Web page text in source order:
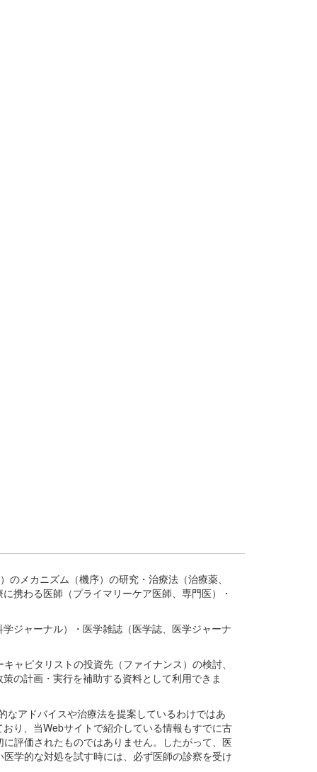
メカニズム（機序）の研究・治療法（治療薬、
携わる医師（プライマリーケア医師、専門医）・
ジャーナル）・医学雑誌（医学誌、医学ジャーナ
ャピタリストの投資先（ファイナンス）の検討、
の計画・実行を補助する資料として利用できま
アドバイスや治療法を提案しているわけではあ
り、当Webサイトで紹介している情報もすでに古
評価されたものではありません。したがって、医
学的な対処を試す時には、必ず医師の診察を受け